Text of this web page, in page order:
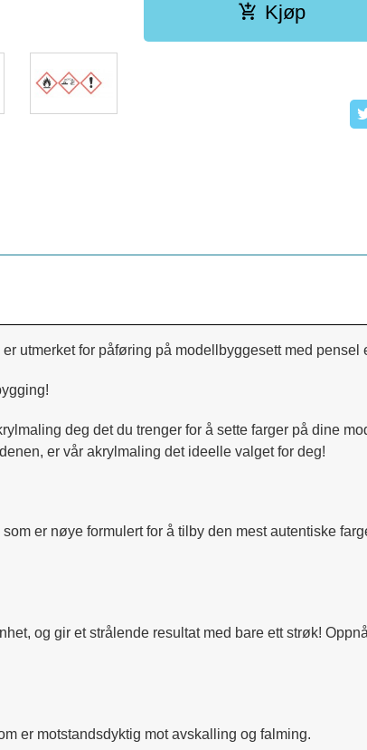
Kjøp
utmerket for påføring på modellbyggesett med pensel
deg det du trenger for å sette farger på dine
er vår akrylmaling det ideelle valget for deg!
er nøye formulert for å tilby den mest autentiske
og gir et strålende resultat med bare ett strøk!
er motstandsdyktig mot avskalling og falming.